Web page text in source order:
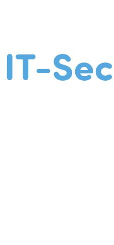
IT-